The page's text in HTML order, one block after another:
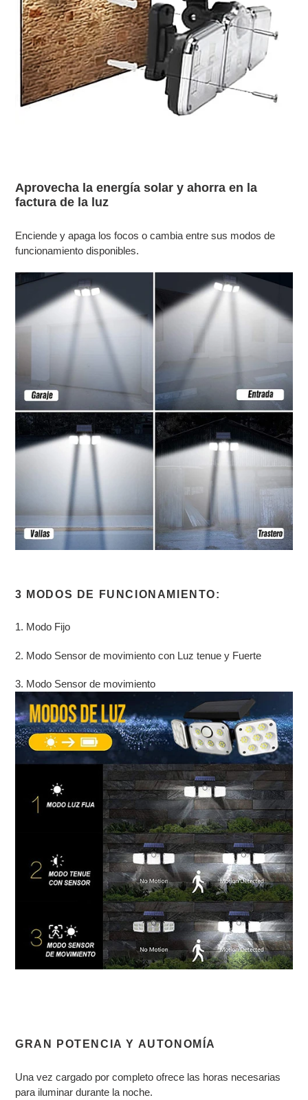
Aprovecha la energía solar y ahorra en la
factura de la luz
Enciende y apaga los focos o cambia entre sus modos de
funcionamiento disponibles.
3 MODOS DE FUNCIONAMIENTO:
1. Modo Fijo
2. Modo Sensor de movimiento con Luz tenue y Fuerte
3. Modo Sensor de movimiento
GRAN POTENCIA Y AUTONOMÍA
Una vez cargado por completo ofrece las horas necesarias
para iluminar durante la noche.